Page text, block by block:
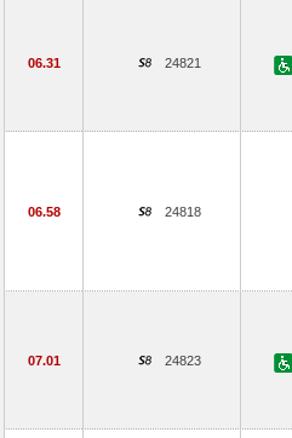
06.31 24821
06.58 24818
07.01 24823